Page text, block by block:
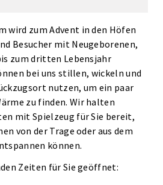
wird zum Advent in den Höfen
Besucher mit Neugeborenen,
zum dritten Lebensjahr
bei uns stillen, wickeln und
nutzen, um ein paar
zu finden. Wir halten
mit Spielzeug für Sie bereit,
von der Trage oder aus dem
können.
Zeiten für Sie geöffnet: